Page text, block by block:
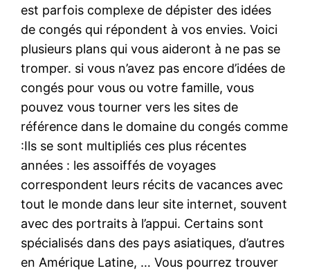
est parfois complexe de dépister des idées
de congés qui répondent à vos envies. Voici
plusieurs plans qui vous aideront à ne pas se
tromper. si vous n’avez pas encore d’idées de
congés pour vous ou votre famille, vous
pouvez vous tourner vers les sites de
référence dans le domaine du congés comme
:Ils se sont multipliés ces plus récentes
années : les assoiffés de voyages
correspondent leurs récits de vacances avec
tout le monde dans leur site internet, souvent
avec des portraits à l’appui. Certains sont
spécialisés dans des pays asiatiques, d’autres
en Amérique Latine, … Vous pourrez trouver